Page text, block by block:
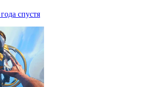
спустя